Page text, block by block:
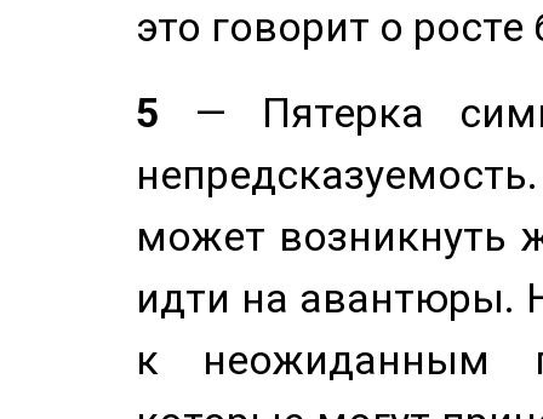
это говорит о
5 — Пятерка
может возникнуть
идти на авантюры.
к неожиданным